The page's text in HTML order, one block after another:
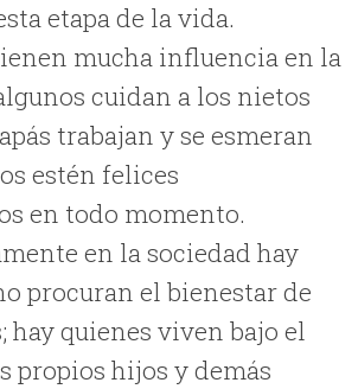
etapa de la vida.
mucha influencia en la
cuidan a los nietos
trabajan y se esmeran
estén felices
en todo momento.
en la sociedad hay
procuran el bienestar de
hay quienes viven bajo el
propios hijos y demás